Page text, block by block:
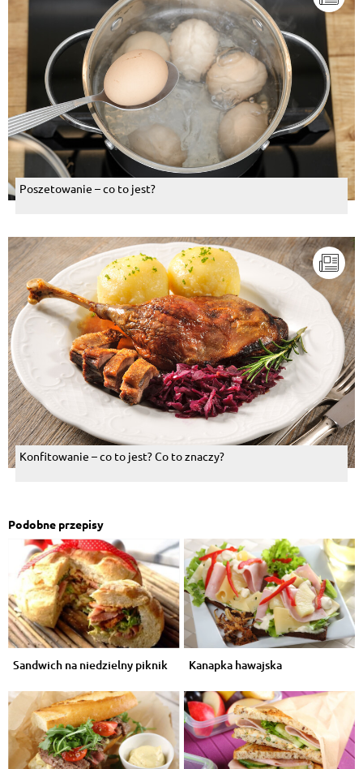
Poszetowanie – co to jest?
Konfitowanie – co to jest? Co to znaczy?
Podobne przepisy
Sandwich na niedzielny piknik Kanapka hawajska